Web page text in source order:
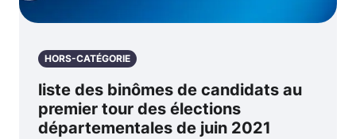
HORS-CATÉGORIE
liste des binômes de candidats au
premier tour des élections
départementales de juin 2021